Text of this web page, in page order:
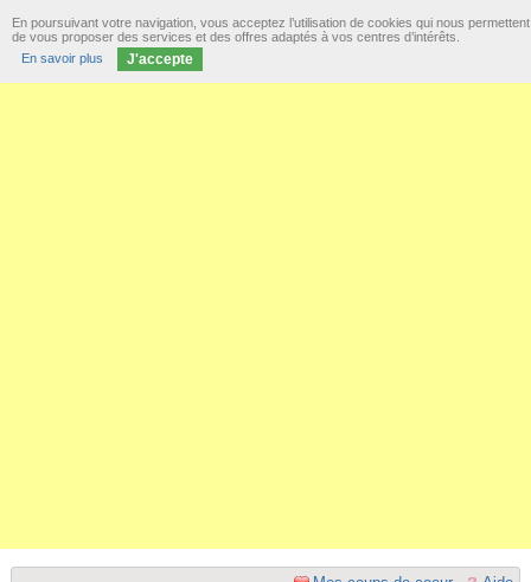
En poursuivant votre navigation, vous acceptez l’utilisation de cookies qui nous permettent
de vous proposer des services et des offres adaptés à vos centres d’intérêts.
En savoir plus
J'accepte